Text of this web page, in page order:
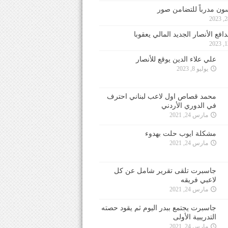
مدرباً للتضامن صور
الأنصار الجديد المالي يعقوبا
علي علاء الدين يوقع للأنصار
يوليو 8, 2023
محمد قصاص اول لاعب لبناني احترف
في الدوري الأردني
مارس 24, 2021
مشكلة ايوب حلت بهدوء
مارس 24, 2021
جاسبرت تلقى تقرير شامل عن كل
لاعبي فريقه
مارس 24, 2021
جاسبرت يجتمع ببدر اليوم ثم يقود حصته
التدريبية الأولى
مارس 24, 2021